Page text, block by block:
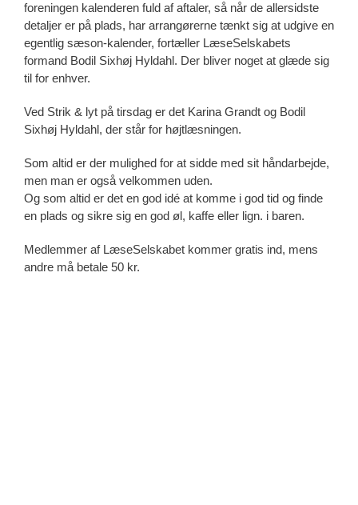
foreningen kalenderen fuld af aftaler, så når de allersidste
detaljer er på plads, har arrangørerne tænkt sig at udgive en
egentlig sæson-kalender, fortæller LæseSelskabets
formand Bodil Sixhøj Hyldahl. Der bliver noget at glæde sig
til for enhver.
Ved Strik & lyt på tirsdag er det Karina Grandt og Bodil
Sixhøj Hyldahl, der står for højtlæsningen.
Som altid er der mulighed for at sidde med sit håndarbejde,
men man er også velkommen uden.
Og som altid er det en god idé at komme i god tid og finde
en plads og sikre sig en god øl, kaffe eller lign. i baren.
Medlemmer af LæseSelskabet kommer gratis ind, mens
andre må betale 50 kr.